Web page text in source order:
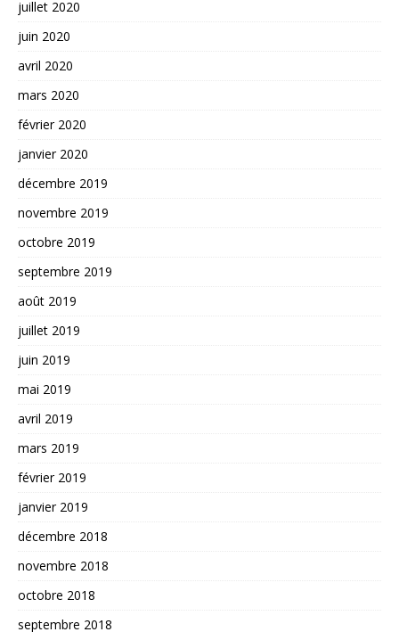
juillet 2020
juin 2020
avril 2020
mars 2020
février 2020
janvier 2020
décembre 2019
novembre 2019
octobre 2019
septembre 2019
août 2019
juillet 2019
juin 2019
mai 2019
avril 2019
mars 2019
février 2019
janvier 2019
décembre 2018
novembre 2018
octobre 2018
septembre 2018